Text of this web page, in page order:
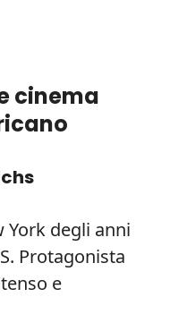
cinema
York degli anni
Protagonista
e